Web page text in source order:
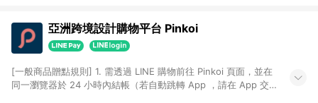
亞洲跨境設計購物平台 Pinkoi
[一般商品贈點規則] 1. 需透過 LINE 購物前往 Pinkoi 頁面，並在
同一瀏覽器於 24 小時內結帳（若自動跳轉 App ，請在 App 交